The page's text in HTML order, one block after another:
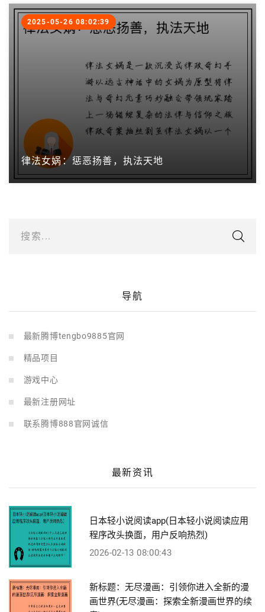
律法女娲：惩恶扬善，执法天地
2025-05-26 08:02:39
搜索...
导航
最新腾博tengbo9885官网
精品项目
游戏中心
最新注册网址
联系腾博888官网诚信
最新资讯
日本轻小说阅读app(日本轻小说阅读应用
程序改头换面，用户反响热烈)
2026-02-13 08:00:43
新标题：无尽漫画：引领你进入全新的漫
画世界(无尽漫画：探索全新漫画世界的续